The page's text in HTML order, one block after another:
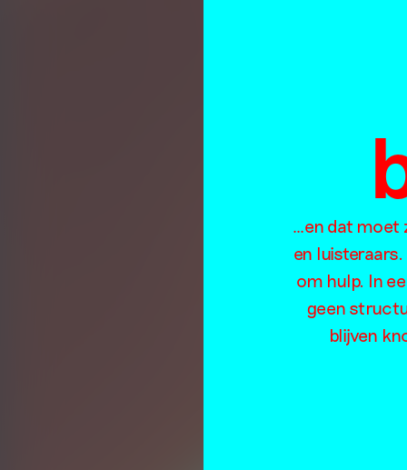
…en dat moet
en
om hulp. In
geen
blijven